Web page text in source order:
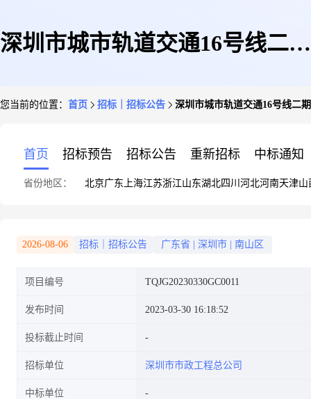
深圳市城市轨道交通16号线二期
您当前的位置： 首页 招标｜招标公告 深圳市城市轨道交通16号线二
首页 招标预告 招标公告 重新招标 中标通知
省份地区： 北京广东 上海江苏浙江山东湖北四川 河北河南天津山
2026-08-06 招标｜招标公告 广东省 深圳市 南山区
项目编号 TQJG20230330GC0011
发布时间 2023-03-30 16:18:52
投标截止时间
招标单位 深圳市市政工程总公司
中标单位